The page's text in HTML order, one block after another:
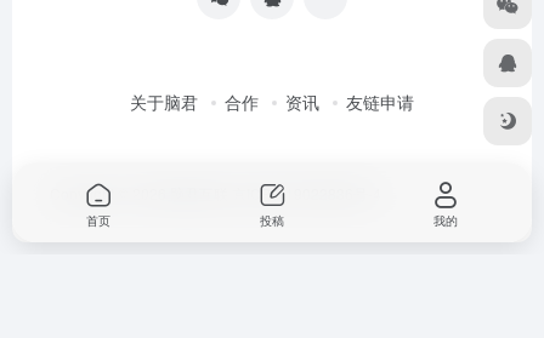
关于脑君 合作 资讯 友链申请
Copyright © 2026 京ICP备19022836号-4
首页 投稿 我的